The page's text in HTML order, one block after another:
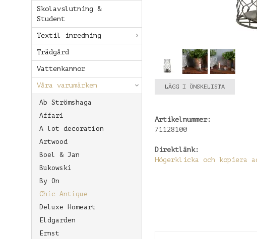
Skolavslutning &
Student
Textil inredning
Trädgård
Vattenkannor
Våra varumärken
Ab Strömshaga
Affari
A lot decoration
Artwood
Boel & Jan
Bukowski
By On
Chic Antique
Deluxe Homeart
Eldgarden
Ernst
LÄGG I ÖNSKELISTA
Artikelnummer:
71128100
Direktlänk:
Högerklicka och kopiera